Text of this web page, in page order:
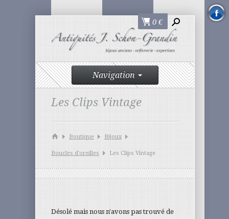
0 €
Navigation
Les Clips Vintage
Boutique Bijoux
Boucles d'oreilles Les Clips Vintage
Désolé mais nous n'avons pas trouvé de